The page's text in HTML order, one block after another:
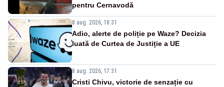
pentru Cernavodă
8 aug. 2026, 18:31
Adio, alerte de poliție pe Waze? Decizia
luată de Curtea de Justiție a UE
8 aug. 2026, 17:31
Cristi Chivu, victorie de senzație cu